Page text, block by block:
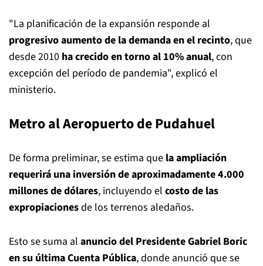
"La planificación de la expansión responde al
progresivo aumento de la demanda en el recinto, que
desde 2010 ha crecido en torno al 10% anual, con
excepción del período de pandemia", explicó el
ministerio.
Metro al Aeropuerto de Pudahuel
De forma preliminar, se estima que la ampliación
requerirá una inversión de aproximadamente 4.000
millones de dólares, incluyendo el costo de las
expropiacionesde los terrenos aledaños.
Esto se suma al anuncio del Presidente Gabriel Boric
en su última Cuenta Pública, donde anunció que se